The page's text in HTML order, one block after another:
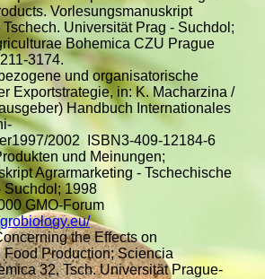
Vorlesungsmanuskript
Universität Prag - Suchdol;
Bohemica CZU Prague
3174.
und organisatorische
Exportstrategie, in: K. Macharzina /
Handbuch Internationales
2002 ISBN3-409-12184-6
und Meinungen;
Agrarmarketing - Tschechische
Suchdol; 1998
GMO-Forum
the Effects on
Production; Sciencia
32, Tsch. Universität Prague-